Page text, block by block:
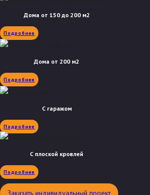
Дома от 150 до 200 м2
Подробнее
Дома от 200 м2
Подробнее
С гаражом
Подробнее
С плоской кровлей
Подробнее
Заказать индивидуальный проект